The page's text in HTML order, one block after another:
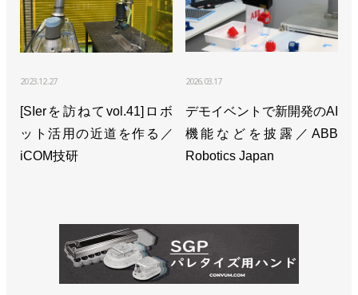
>>［注目製品PickUp!vol.15］シンプルなシステムで
導入しやすく【前編】／川崎重工業「duAro」
2023.12.27
[SIerを訪ねてvol.41]ロボ
ット活用の近道を作る／
iCOM技研
2026.03.17
デモイベントで新開発のAI
機能などを披露／ABB
Robotics Japan